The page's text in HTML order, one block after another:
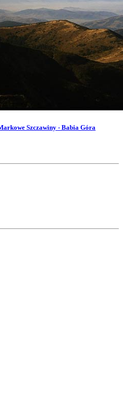
Szczawiny - Babia Góra